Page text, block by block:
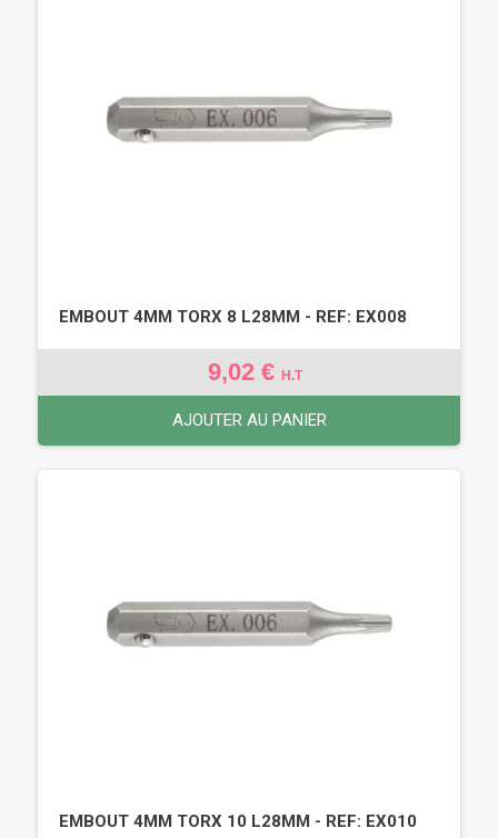
EMBOUT 4MM TORX 8 L28MM - REF: EX008
9,02 € H.T
AJOUTER AU PANIER
EMBOUT 4MM TORX 10 L28MM - REF: EX010